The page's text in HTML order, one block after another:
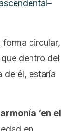
forma circular,
dentro del
de él, estaría
‘en el
en